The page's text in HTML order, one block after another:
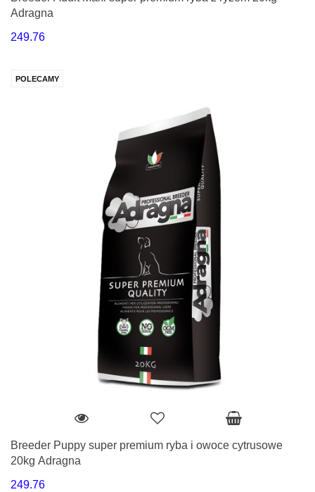
Adragna
249.76
POLECAMY
Breeder Puppy super premium ryba i owoce cytrusowe
20kg Adragna
249.76